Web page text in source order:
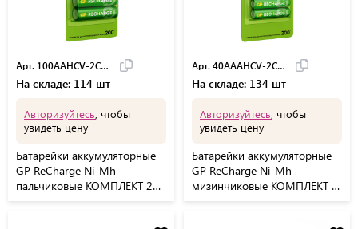
Арт. 100AAHCV-2CRSB
На складе: 114 шт
Авторизуйтесь , чтобы
увидеть цену
Батарейки аккумуляторные
GP ReCharge Ni-Mh
пальчиковые КОМПЛЕКТ 2
Арт. 40AAAHCV-2CRSB
На складе: 134 шт
Авторизуйтесь , чтобы
увидеть цену
Батарейки аккумуляторные
GP ReCharge Ni-Mh
мизинчиковые КОМПЛЕКТ 2